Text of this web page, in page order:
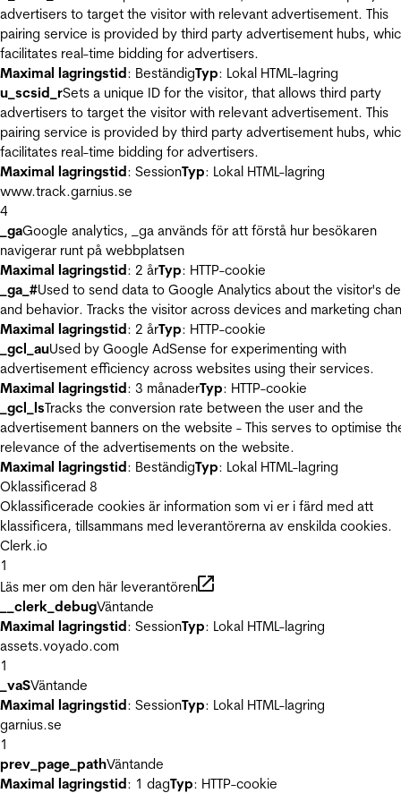
advertisers to target the visitor with relevant advertisement. This
pairing service is provided by third party advertisement hubs,
facilitates real-time bidding for advertisers.
Maximal lagringstid: BeständigTyp: Lokal HTML-lagring
u_scsid_rSets a unique ID for the visitor, that allows third party
advertisers to target the visitor with relevant advertisement. This
pairing service is provided by third party advertisement hubs,
facilitates real-time bidding for advertisers.
Maximal lagringstid: SessionTyp: Lokal HTML-lagring
www.track.garnius.se
4
_gaGoogle analytics, _ga används för att förstå hur besökaren
navigerar runt på webbplatsen
Maximal lagringstid: 2 årTyp: HTTP-cookie
_ga_#Used to send data to Google Analytics about the visitor's
and behavior. Tracks the visitor across devices and marketing
Maximal lagringstid: 2 årTyp: HTTP-cookie
_gcl_auUsed by Google AdSense for experimenting with
advertisement efficiency across websites using their services.
Maximal lagringstid: 3 månaderTyp: HTTP-cookie
_gcl_lsTracks the conversion rate between the user and the
advertisement banners on the website - This serves to optimise
relevance of the advertisements on the website.
Maximal lagringstid: BeständigTyp: Lokal HTML-lagring
Oklassificerad 8
Oklassificerade cookies är information som vi er i färd med att
klassificera, tillsammans med leverantörerna av enskilda cookies.
Clerk.io
1
Läs mer om den här leverantören
__clerk_debugVäntande
Maximal lagringstid: SessionTyp: Lokal HTML-lagring
assets.voyado.com
1
_vaSVäntande
Maximal lagringstid: SessionTyp: Lokal HTML-lagring
garnius.se
1
prev_page_pathVäntande
Maximal lagringstid: 1 dagTyp: HTTP-cookie